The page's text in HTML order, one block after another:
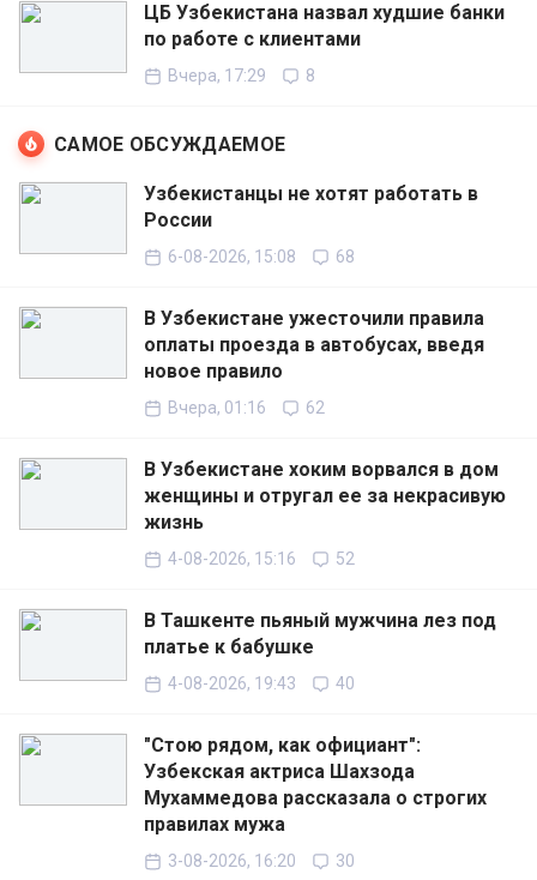
ЦБ Узбекистана назвал худшие банки
по работе с клиентами
Вчера, 17:29 8
САМОЕ ОБСУЖДАЕМОЕ
Узбекистанцы не хотят работать в
России
6-08-2026, 15:08 68
В Узбекистане ужесточили правила
оплаты проезда в автобусах, введя
новое правило
Вчера, 01:16 62
В Узбекистане хоким ворвался в дом
женщины и отругал ее за некрасивую
жизнь
4-08-2026, 15:16 52
В Ташкенте пьяный мужчина лез под
платье к бабушке
4-08-2026, 19:43 40
"Стою рядом, как официант":
Узбекская актриса Шахзода
Мухаммедова рассказала о строгих
правилах мужа
3-08-2026, 16:20 30